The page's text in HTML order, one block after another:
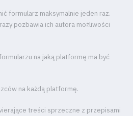
formularz maksymalnie jeden raz.
pozbawia ich autora możliwości
na jaką platformę ma być
na każdą platformę.
treści sprzeczne z przepisami